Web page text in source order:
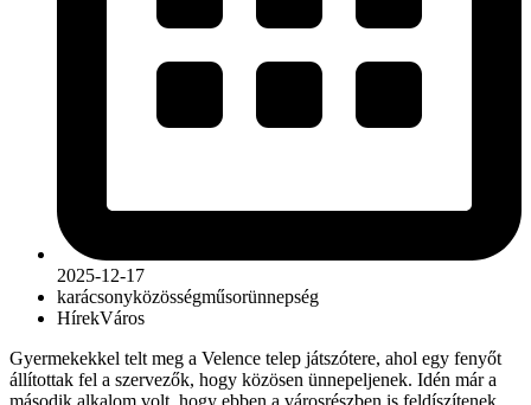
2025-12-17
karácsonyközösségműsorünnepség
HírekVáros
Gyermekekkel telt meg a Velence telep játszótere, ahol egy fenyőt
állítottak fel a szervezők, hogy közösen ünnepeljenek. Idén már a
második alkalom volt, hogy ebben a városrészben is feldíszítenek